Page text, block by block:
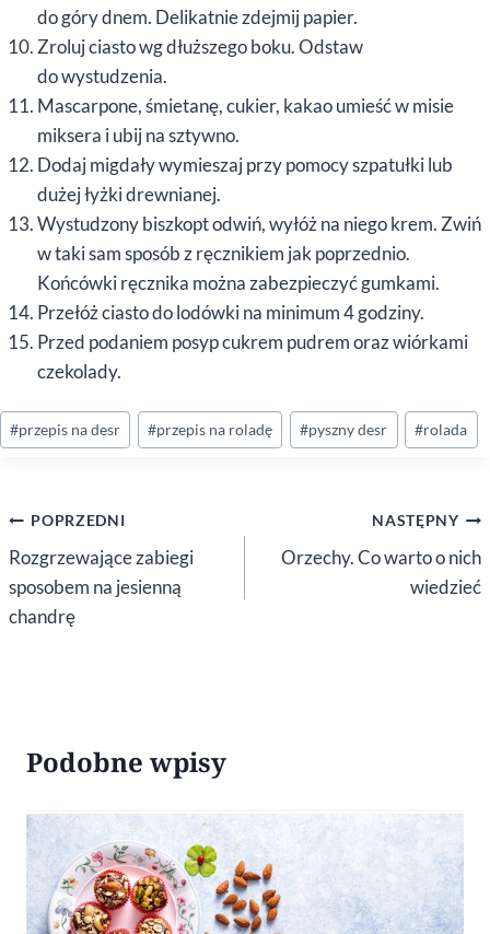
do góry dnem. Delikatnie zdejmij papier.
Zroluj ciasto wg dłuższego boku. Odstaw
do wystudzenia.
Mascarpone, śmietanę, cukier, kakao umieść w misie
miksera i ubij na sztywno.
Dodaj migdały wymieszaj przy pomocy szpatułki lub
dużej łyżki drewnianej.
Wystudzony biszkopt odwiń, wyłóż na niego krem. Zwiń
w taki sam sposób z ręcznikiem jak poprzednio.
Końcówki ręcznika można zabezpieczyć gumkami.
Przełóż ciasto do lodówki na minimum 4 godziny.
Przed podaniem posyp cukrem pudrem oraz wiórkami
czekolady.
Tagi
wpisu:
#przepis na desr #przepis na roladę #pyszny desr #rolada
Nawigacja
wpisu
POPRZEDNI
Rozgrzewające zabiegi
sposobem na jesienną
chandrę
NASTĘPNY
Orzechy. Co warto o nich
wiedzieć
Podobne wpisy